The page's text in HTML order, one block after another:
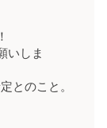
いしま
とのこと。